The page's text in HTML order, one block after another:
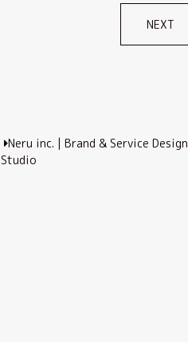
NEXT
Neru inc. | Brand & Service Design
Studio